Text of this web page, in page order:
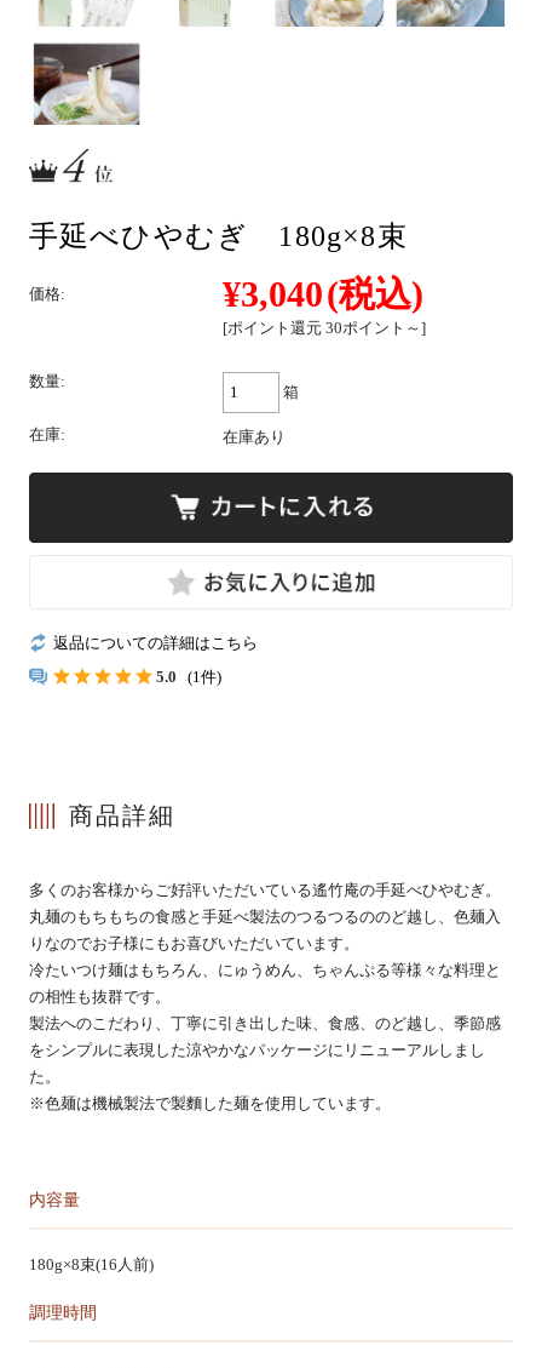
よくあるご質問
お問い合わせ
カートを見る
特定商法取引法の表記
中華
パスタ
つゆ・おすすめ他
手提げ袋
手延べひやむぎ 180g×8束
価格: ¥3,040(税込)
[ポイント還元 30ポイント～]
数量:
箱
在庫: 在庫あり
返品についての詳細はこちら
5.0
(1件)
商品詳細
多くのお客様からご好評いただいている遙竹庵の手延べひやむぎ。
丸麺のもちもちの食感と手延べ製法のつるつるののど越し、色麺入
りなのでお子様にもお喜びいただいています。
冷たいつけ麺はもちろん、にゅうめん、ちゃんぷる等様々な料理と
の相性も抜群です。
製法へのこだわり、丁寧に引き出した味、食感、のど越し、季節感
をシンプルに表現した涼やかなパッケージにリニューアルしまし
た。
※色麺は機械製法で製麵した麺を使用しています。
内容量
180g×8束(16人前)
調理時間